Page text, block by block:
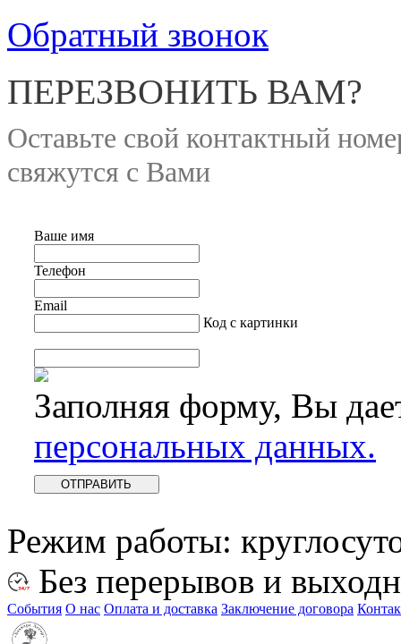
Обратный звонок
ПЕРЕЗВОНИТЬ ВАМ?
Оставьте свой контактный
свяжутся с Вами
Ваше имя
Телефон
Email
Код с картинки
Заполняя форму, Вы
персональных данных.
Режим работы:
Без перерывов и
События О нас Оплата и доставка Заключение договора